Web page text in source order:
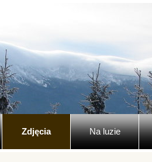
Zdjęcia Na luzie